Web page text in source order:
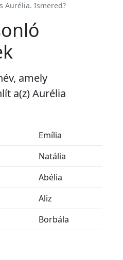
Aurélia. Ismered?
amely
a(z) Aurélia
Emília
Natália
Abélia
Aliz
Borbála